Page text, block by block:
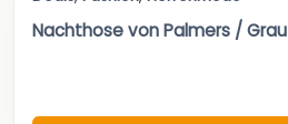
Nachthose von Palmers /